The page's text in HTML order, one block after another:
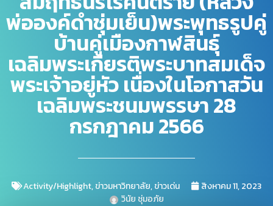
พ่อองค์ดำชุ่มเย็น)พระพุทธรูปคู่
บ้านคู่เมืองกาฬสินธุ์
เฉลิมพระเกียรติพระบาทสมเด็จ
พระเจ้าอยู่หัว เนื่องในโอกาสวัน
เฉลิมพระชนมพรรษา 28
กรกฎาคม 2566
Activity/Highlight,ข่าวมหาวิทยาลัย,ข่าวเด่น
สิงหาคม 11, 2023
วินัย ชุ่มอภัย